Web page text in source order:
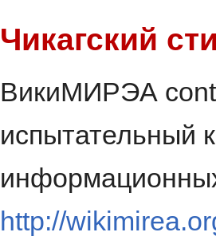
Чикагский
ВикиМИРЭА
испытательный
http://